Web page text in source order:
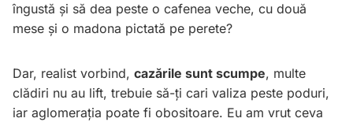
îngustă și să dea peste o cafenea veche, cu două
mese și o madona pictată pe perete?
Dar, realist vorbind, cazările sunt scumpe, multe
clădiri nu au lift, trebuie să-ți cari valiza peste poduri,
iar aglomerația poate fi obositoare. Eu am vrut ceva